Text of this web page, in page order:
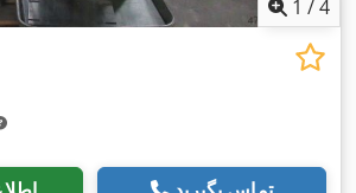
1 /4